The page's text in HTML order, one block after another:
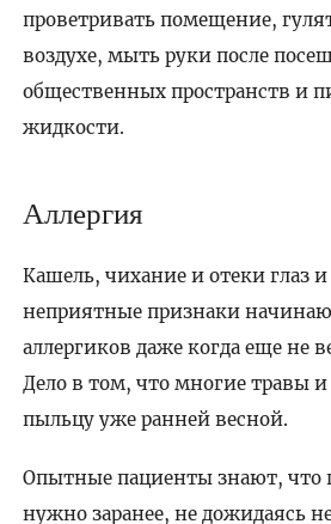
проветривать помещение,
воздухе, мыть руки после
общественных пространств и
жидкости.
Аллергия
Кашель, чихание и отеки глаз
неприятные признаки
аллергиков даже когда еще не
Дело в том, что многие травы
пыльцу уже ранней весной.
Опытные пациенты знают, что
нужно заранее, не дожидаясь